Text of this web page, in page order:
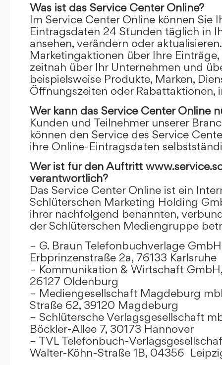
Was ist das Service Center Online?
Im Service Center Online können Sie
Eintragsdaten 24 Stunden täglich in
ansehen, verändern oder
Marketingaktionen über Ihre
zeitnah über Ihr Unternehmen und
beispielsweise Produkte, Marken,
Öffnungszeiten oder Rabattaktionen,
Wer kann das Service Center Online
Kunden und Teilnehmer unserer
können den Service des Service
ihre Online-Eintragsdaten
Wer ist für den Auftritt
verantwortlich?
Das Service Center Online ist ein
Schlüterschen Marketing Holding
ihrer nachfolgend benannten,
der Schlüterschen Mediengruppe
– G. Braun Telefonbuchverlage GmbH
Erbprinzenstraße 2a, 76133 Karlsruhe
– Kommunikation & Wirtschaft
26127 Oldenburg
– Mediengesellschaft Magdeburg
Straße 62, 39120 Magdeburg
– Schlütersche Verlagsgesellschaft
Böckler-Allee 7, 30173 Hannover
– TVL Telefonbuch-
Walter-Köhn-Straße 1B, 04356